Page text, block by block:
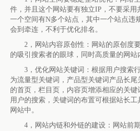
件，并且这个网站要有独立IP，不要采用
一个空间有N多个站点，其中一个站点违
会到牵连，不利于优化排名。
2，网站内容原创性：网站的原创度要
的吸引搜索者的眼球，同时高质量的网站
3，优化网站关键词：根据用户搜索行
为流量型关键词，产品型关键词产品长
的首页，栏目页，内容页增添相应的关键
用户的搜索，关键词的布置可根据站长工
网站中。
4，网站内链和外链的建设：网站前期